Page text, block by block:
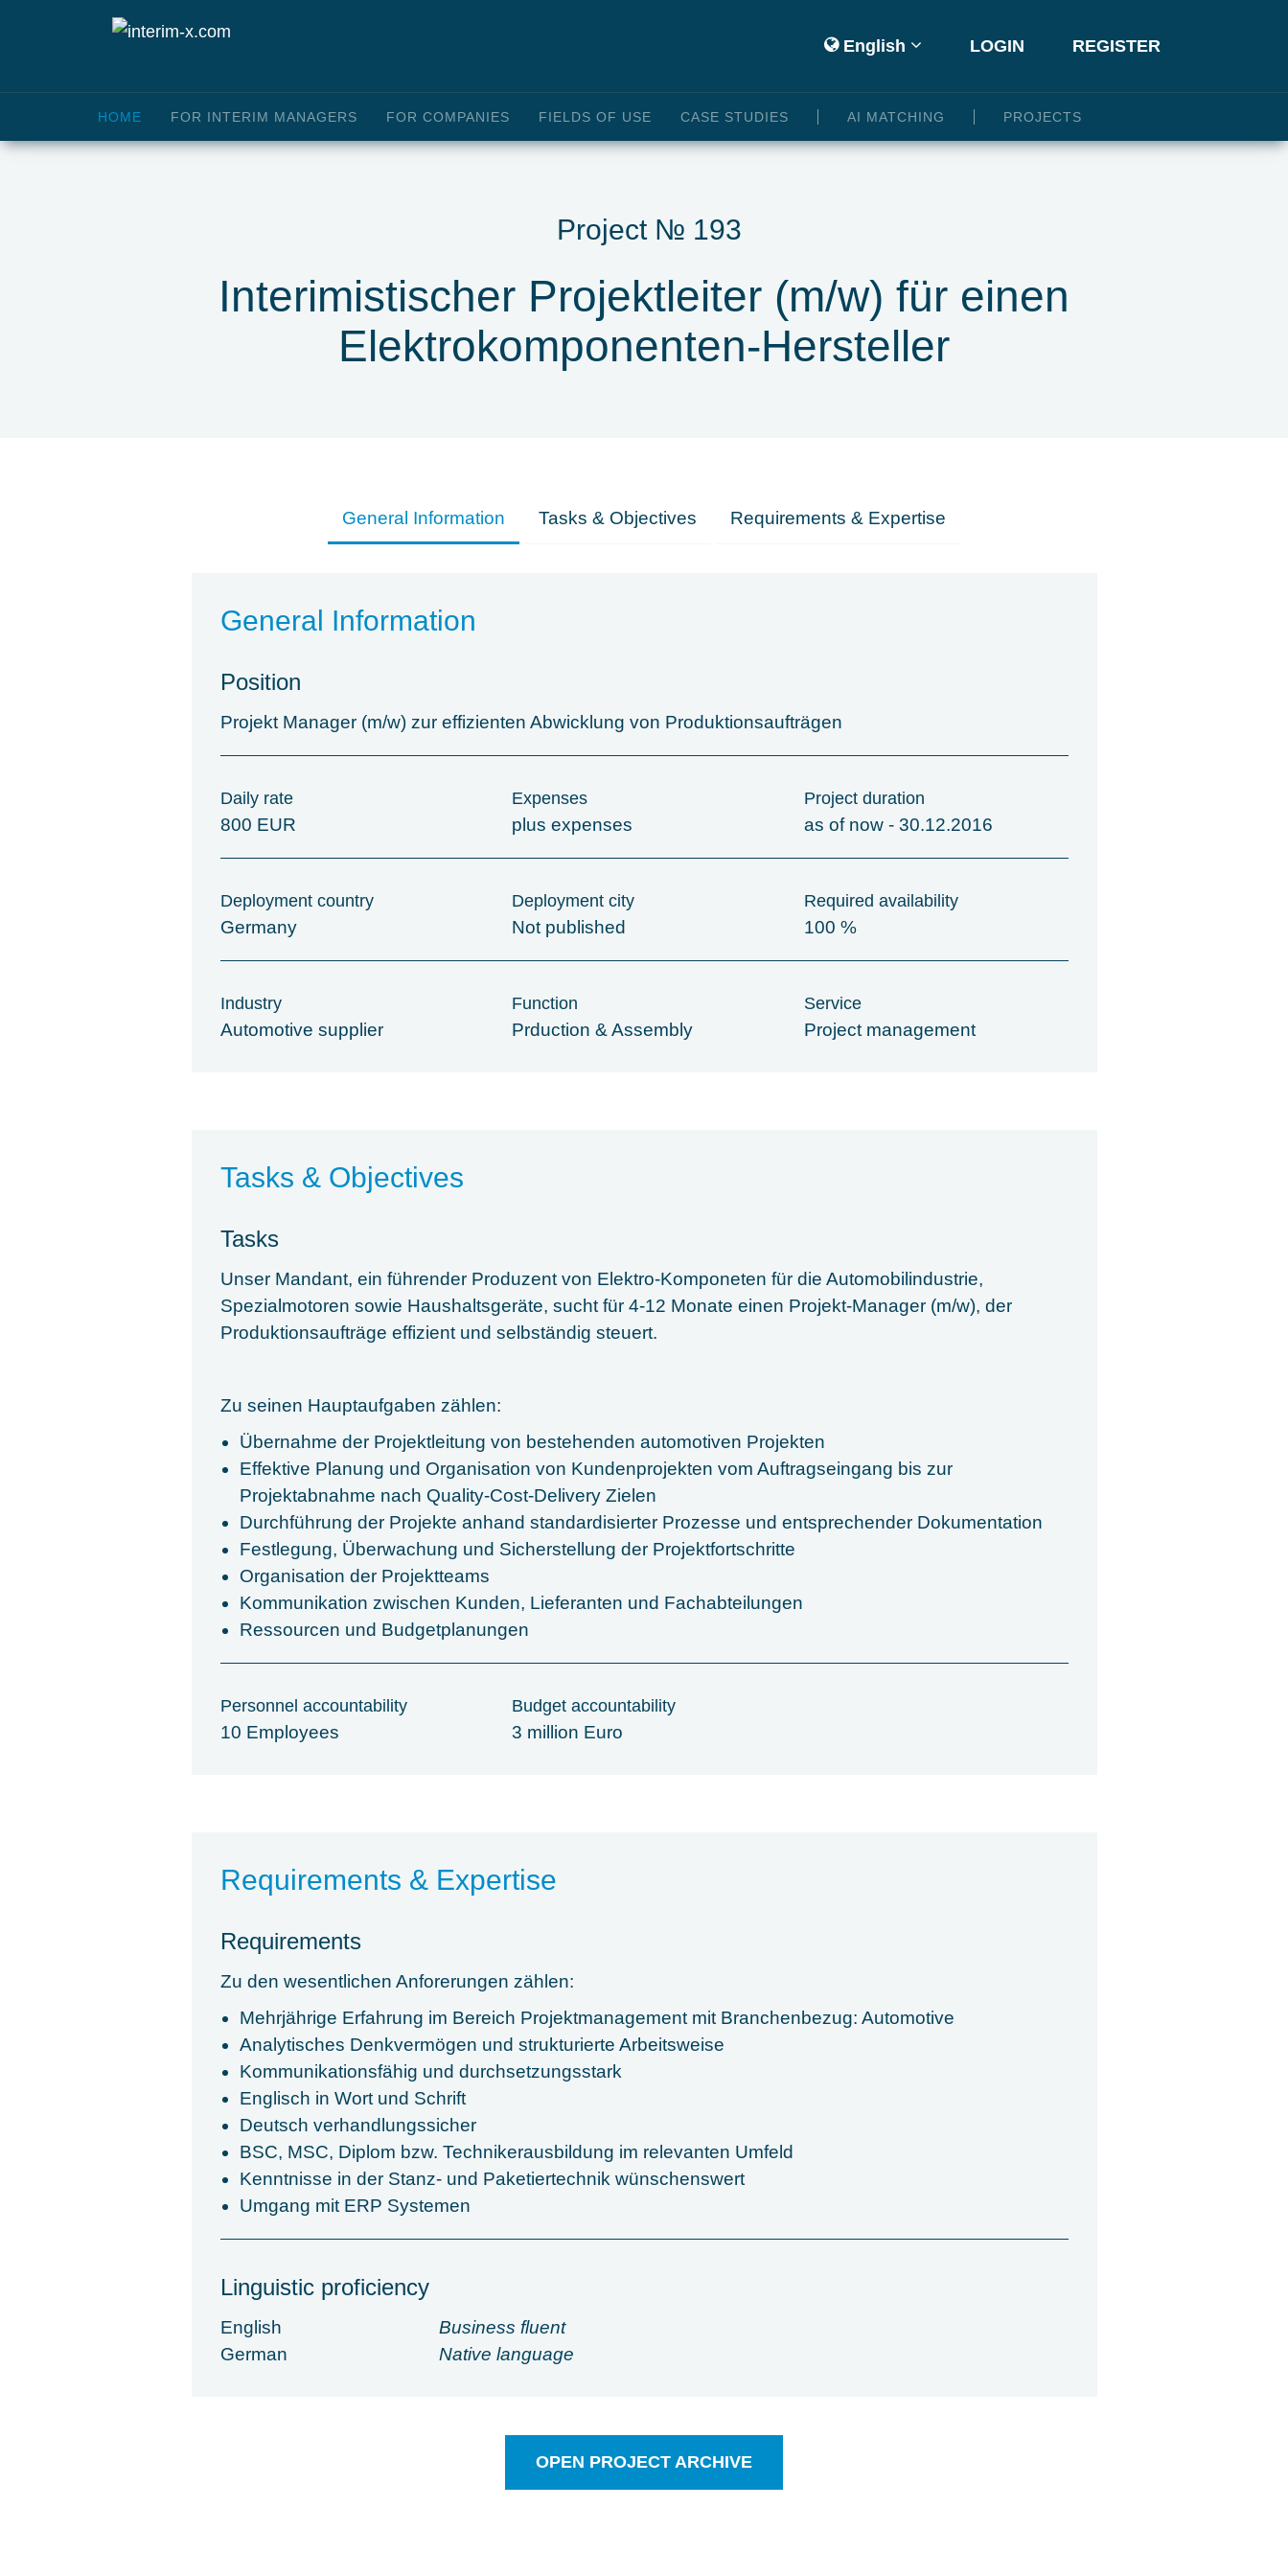
English LOGIN REGISTER
HOME FOR INTERIM MANAGERS FOR COMPANIES FIELDS OF USE CASE STUDIES AI MATCHING PROJECTS
Project № 193
Interimistischer Projektleiter (m/w) für einen
Elektrokomponenten-Hersteller
General Information Tasks & Objectives Requirements & Expertise
General Information
Position
Projekt Manager (m/w) zur effizienten Abwicklung von Produktionsaufträgen
Daily rate
800 EUR
Expenses
plus expenses
Project duration
as of now - 30.12.2016
Deployment country
Germany
Deployment city
Not published
Required availability
100 %
Industry
Automotive supplier
Function
Prduction & Assembly
Service
Project management
Tasks & Objectives
Tasks
Unser Mandant, ein führender Produzent von Elektro-Komponeten für die Automobilindustrie,
Spezialmotoren sowie Haushaltsgeräte, sucht für 4-12 Monate einen Projekt-Manager (m/w), der
Produktionsaufträge effizient und selbständig steuert.
Zu seinen Hauptaufgaben zählen:
Übernahme der Projektleitung von bestehenden automotiven Projekten
Effektive Planung und Organisation von Kundenprojekten vom Auftragseingang bis zur
Projektabnahme nach Quality-Cost-Delivery Zielen
Durchführung der Projekte anhand standardisierter Prozesse und entsprechender Dokumentation
Festlegung, Überwachung und Sicherstellung der Projektfortschritte
Organisation der Projektteams
Kommunikation zwischen Kunden, Lieferanten und Fachabteilungen
Ressourcen und Budgetplanungen
Personnel accountability
10 Employees
Budget accountability
3 million Euro
Requirements & Expertise
Requirements
Zu den wesentlichen Anforerungen zählen:
Mehrjährige Erfahrung im Bereich Projektmanagement mit Branchenbezug: Automotive
Analytisches Denkvermögen und strukturierte Arbeitsweise
Kommunikationsfähig und durchsetzungsstark
Englisch in Wort und Schrift
Deutsch verhandlungssicher
BSC, MSC, Diplom bzw. Technikerausbildung im relevanten Umfeld
Kenntnisse in der Stanz- und Paketiertechnik wünschenswert
Umgang mit ERP Systemen
Linguistic proficiency
English
Business fluent
German
Native language
OPEN PROJECT ARCHIVE